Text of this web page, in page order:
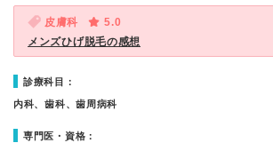
皮膚科
5.0
メンズひげ脱毛の感想
診療科目：
内科、歯科、歯周病科
専門医・資格：